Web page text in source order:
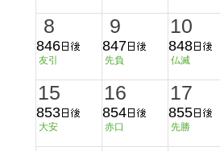
8
846
友引
9
847
先負
10
848
仏滅
15
853
大安
16
854
赤口
17
855
先勝